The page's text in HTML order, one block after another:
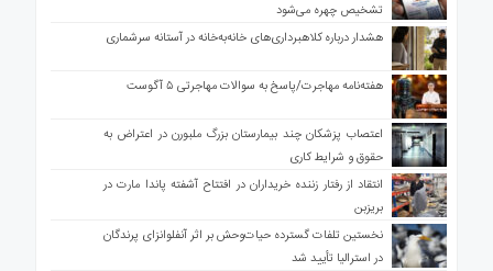
تشخیص چهره می‌شود
هشدار درباره کلاهبرداری‌های خانه‌به‌خانه در آستانه سرشماری
هفته‌نامه مهاجرت/پاسخ به سوالات مهاجرتی ۵ آگوست
اعتصاب پزشکان چند بیمارستان بزرگ ملبورن در اعتراض به
حقوق و شرایط کاری
انتقاد از رفتار زننده خریداران در افتتاح آشفته پاندا مارت در
بریزبن
نخستین تلفات گسترده حیات‌وحش بر اثر آنفلوانزای پرندگان
در استرالیا تأیید شد